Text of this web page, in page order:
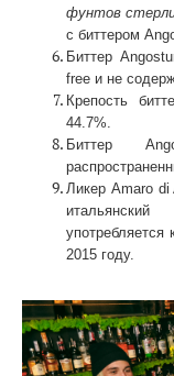
фунтов
с биттером
Биттер
free и не
Крепость
44.7%.
Биттер
Ликер Amaro di
2015 году.